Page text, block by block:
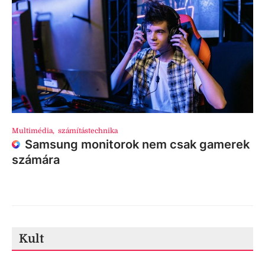
Multimédia, számítástechnika
Samsung monitorok nem csak gamerek
számára
Kult